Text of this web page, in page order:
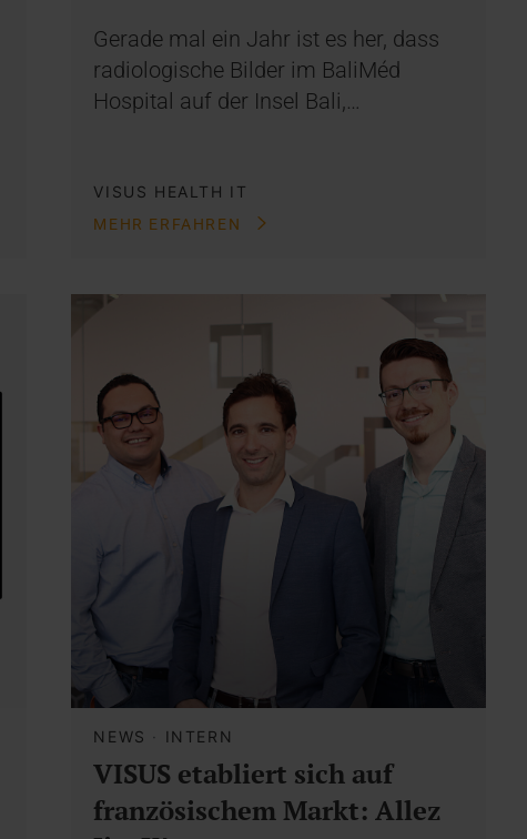
Gerade mal ein Jahr ist es her, dass
radiologische Bilder im BaliMéd
Hospital auf der Insel Bali,…
VISUS HEALTH IT
MEHR ERFAHREN
NEWS · INTERN
VISUS etabliert sich auf
französischem Markt: Allez